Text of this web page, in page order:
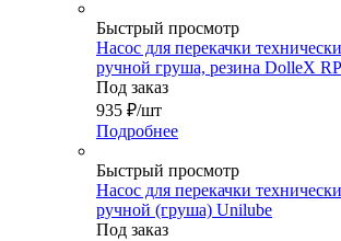
Быстрый просмотр
Насос для перекачки
ручной груша, резина DolleX
Под заказ
935 ₽/шт
Подробнее
Быстрый просмотр
Насос для перекачки
ручной (груша) Unilube
Под заказ